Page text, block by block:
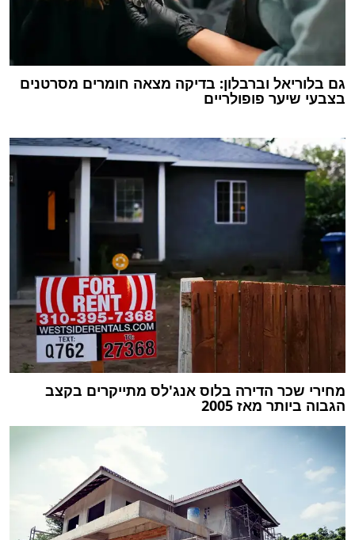
גם בלוריאל וברבלון: בדיקה מצאה חומרים מסרטנים
בצבעי שיער פופולריים
מחירי שכר הדירה בלוס אנג'לס מתייקרים בקצב
הגבוה ביותר מאז 2005